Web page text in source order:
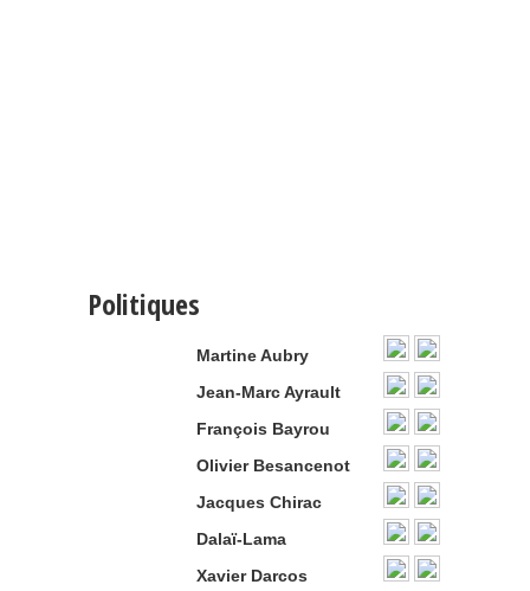
Politiques
Martine Aubry
Jean-Marc Ayrault
François Bayrou
Olivier Besancenot
Jacques Chirac
Dalaï-Lama
Xavier Darcos